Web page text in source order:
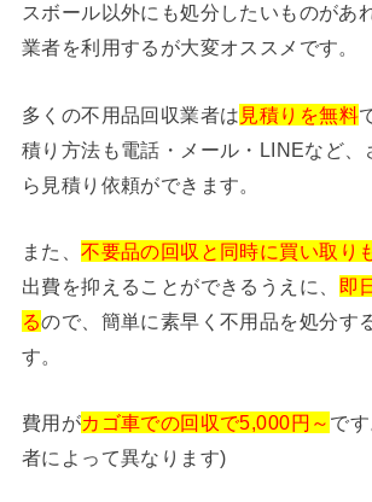
スボール以外にも処分したいものがあ
業者を利用するが大変オススメです。
多くの不用品回収業者は 見積りを無料
積り方法も電話・メール・LINEなど、
ら見積り依頼ができます。
また、不要品の回収と同時に買い取り
出費を抑えることができるうえに、 即
るので、簡単に素早く不用品を処分す
す。
費用がカゴ車での回収で5,000円～ で
者によって異なります)